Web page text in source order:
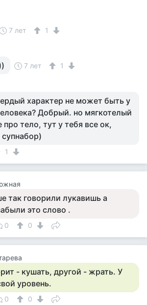
7 лет 1
7 лет 1
характер не может быть у
Добрый. но мягкотелый
тело, тут у тебя все ок,
1
так говорили лукавишь а
это слово .
0 0
- кушать, другой - жрать. У
уровень.
0 0